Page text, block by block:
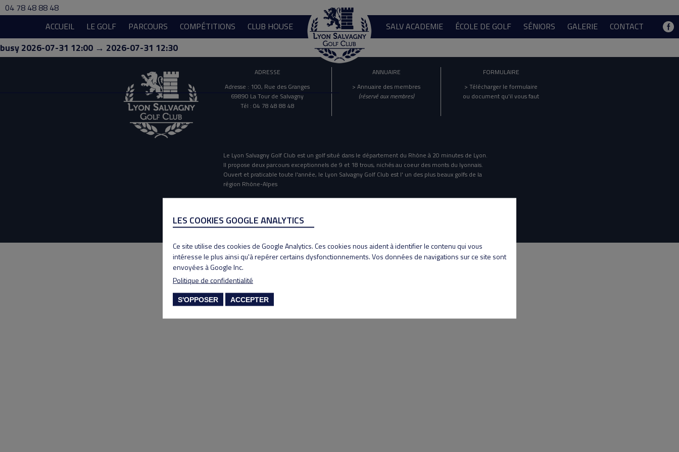
04 78 48 88 48
ACCUEIL
LE GOLF PARCOURS COMPÉTITIONS CLUB HOUSE SALV ACADEMIE ÉCOLE DE GOLF SÉNIORS GALERIE CONTACT
busy 2026-07-31 12:00 → 2026-07-31 12:30
ADRESSE
Adresse : 100, Rue des Granges
69890 La Tour de Salvagny
Tél : 04 78 48 88 48
ANNUAIRE
> Annuaire des membres
(réservé aux membres)
FORMULAIRE
> Télécharger le formulaire
ou document qu'il vous faut
Le Lyon Salvagny Golf Club est un golf situé dans le département du Rhône à 20 minutes de Lyon.
Il propose deux parcours exceptionnels de 9 et 18 trous, nichés au coeur des monts du lyonnais.
Ouvert et praticable toute l'année, le Lyon Salvagny Golf Club est l' un des plus beaux golfs de la
région Rhône-Alpes
Copyright 2020 Lyon Salvagny golf club
LES COOKIES GOOGLE ANALYTICS
Ce site utilise des cookies de Google Analytics. Ces cookies nous aident à identifier le contenu qui vous
intéresse le plus ainsi qu'à repérer certains dysfonctionnements. Vos données de navigations sur ce site sont
envoyées à Google Inc.
Politique de confidentialité
S'OPPOSER ACCEPTER